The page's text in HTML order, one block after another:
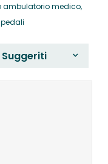
ambulatorio medico,
Suggeriti